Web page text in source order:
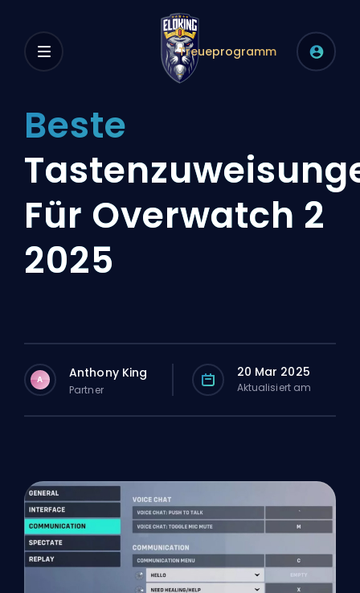
Treueprogramm
Beste
Für Overwatch 2
2025
A Anthony King
Partner
20 Mar 2025
Aktualisiert am